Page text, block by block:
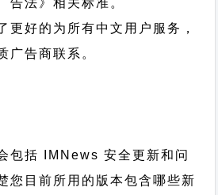
更好的为所有中文用户服务，
广告商联系。
包括 IMNews 安全更新和问
您目前所用的版本包含哪些新